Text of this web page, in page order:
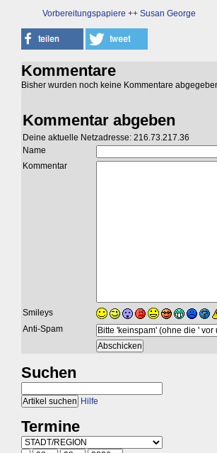
Vorbereitungspapiere ++ Susan George
Kommentare
Bisher wurden noch keine Kommentare
Kommentar abgeben
Deine aktuelle Netzadresse: 216.73.217.36
Name
Kommentar
Smileys
Anti-Spam
Suchen
Hilfe
Termine